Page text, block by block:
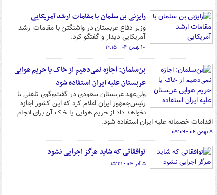
رایزنی بن سلمان با مقامات ارشد آمریکایی
وزیر دفاع عربستان در واشنگتن با مقامات ارشد
آمریکایی دیدار و گفتگو کرد.
۱۰ بهمن ۰۴ - ۱۶:۱۵
بن‌سلمان: اجازه نمی‌دهیم از خاک یا حریم هوایی
عربستان علیه ایران استفاده شود
ولی‌عهد عربستان سعودی در گفت‌وگوی تلفنی با
رئیس‌جمهور ایران اعلام کرد که این کشور اجازه
نخواهد داد از حریم هوایی یا خاک آن برای انجام
اقدامات خصمانه علیه ایران استفاده شود.
۸ بهمن ۰۴ - ۰۸:۰۹
توافقاتی که شاید هرگز اجرایی نشود
۵ آذر ۰۴ - ۱۵:۲۱